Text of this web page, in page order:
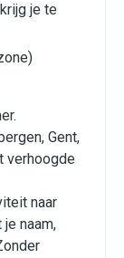
je te
Gent,
verhoogde
naar
je naam,